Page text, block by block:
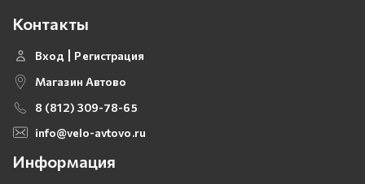
Контакты
Вход
Регистрация
Магазин Автово
8 (812) 309-78-65
info@velo-avtovo.ru
Информация